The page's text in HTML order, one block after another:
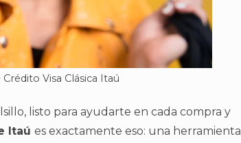
Visa Clásica Itaú
listo para ayudarte en cada compra y
Itaú es exactamente eso: una herramienta